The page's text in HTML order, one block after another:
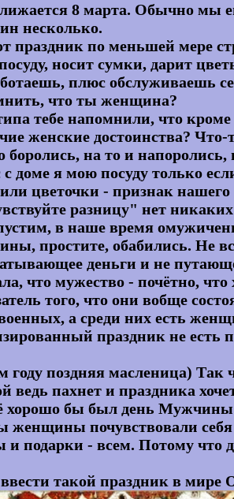
8 марта. Обычно мы
несколько.
праздник по меньшей мере
носит сумки, дарит
плюс обслуживаешь
что ты женщина?
тебе напомнили, что кроме
женские достоинства? Что-
боролись, на то и напоролись,
с доме я мою посуду только
цветочки - признак нашего
разницу" нет
в наше время
простите, обабились. Не
деньги и не
что мужество - почётно, что
того, что они вобще
а среди них есть
праздник не есть
году поздняя масленица) Так
ведь пахнет и праздника
хорошо бы был день Мужчины
женщины почувствовали
и подарки - всем. Потому что
такой праздник в мире